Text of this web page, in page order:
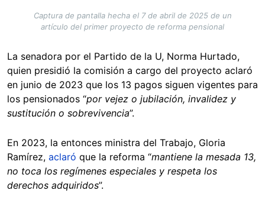
Captura de pantalla hecha el 7 de abril de 2025 de un
artículo del primer proyecto de reforma pensional
La senadora por el Partido de la U, Norma Hurtado,
quien presidió la comisión a cargo del proyecto aclaró
en junio de 2023 que los 13 pagos siguen vigentes para
los pensionados “por vejez o jubilación, invalidez y
sustitución o sobrevivencia”.
En 2023, la entonces ministra del Trabajo, Gloria
Ramírez, aclaró que la reforma “mantiene la mesada 13,
no toca los regímenes especiales y respeta los
derechos adquiridos”.